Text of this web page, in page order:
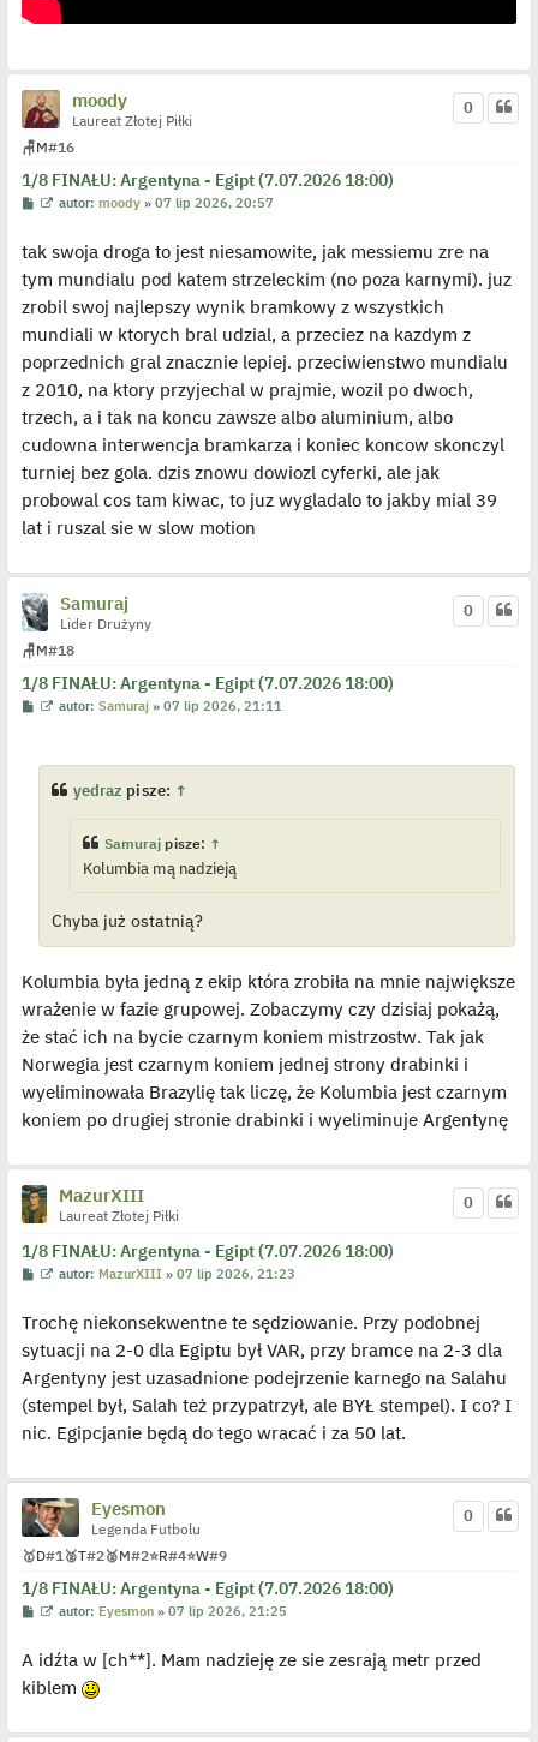
moody
Laureat Złotej Piłki
🪑M#16
1/8 FINAŁU: Argentyna - Egipt (7.07.2026 18:00)
0
P
t
W
w
e
l
o
j
e
d
n
z
y
p
o
t
autor:moody »07 lip 2026, 20:57
tak swoja droga to jest niesamowite, jak messiemu zre na
tym mundialu pod katem strzeleckim (no poza karnymi). juz
zrobil swoj najlepszy wynik bramkowy z wszystkich
mundiali w ktorych bral udzial, a przeciez na kazdym z
poprzednich gral znacznie lepiej. przeciwienstwo mundialu
z 2010, na ktory przyjechal w prajmie, wozil po dwoch,
trzech, a i tak na koncu zawsze albo aluminium, albo
cudowna interwencja bramkarza i koniec koncow skonczyl
turniej bez gola. dzis znowu dowiozl cyferki, ale jak
probowal cos tam kiwac, to juz wygladalo to jakby mial 39
lat i ruszal sie w slow motion
Samuraj
Lider Drużyny
🪑M#18
1/8 FINAŁU: Argentyna - Egipt (7.07.2026 18:00)
0
P
W
i
e
t
n
p
o
s
t
autor:Samuraj »07 lip 2026, 21:11
yedraz pisze: ↑
Samuraj pisze: ↑
Kolumbia mą nadzieją
Chyba już ostatnią?
Kolumbia była jedną z ekip która zrobiła na mnie największe
wrażenie w fazie grupowej. Zobaczymy czy dzisiaj pokażą,
że stać ich na bycie czarnym koniem mistrzostw. Tak jak
Norwegia jest czarnym koniem jednej strony drabinki i
wyeliminowała Brazylię tak liczę, że Kolumbia jest czarnym
koniem po drugiej stronie drabinki i wyeliminuje Argentynę
MazurXIII
Laureat Złotej Piłki
1/8 FINAŁU: Argentyna - Egipt (7.07.2026 18:00)
0
P
t
W
w
e
l
o
j
e
y
c
z
y
p
s
autor: MazurXIII »07 lip 2026, 21:23
Trochę niekonsekwentne te sędziowanie. Przy podobnej
sytuacji na 2-0 dla Egiptu był VAR, przy bramce na 2-3 dla
Argentyny jest uzasadnione podejrzenie karnego na Salahu
(stempel był, Salah też przypatrzył, ale BYŁ stempel). I co? I
nic. Egipcjanie będą do tego wracać i za 50 lat.
Eyesmon
Legenda Futbolu
🥇D#1🥈T#2🥈M#2⭐R#4⭐W#9
1/8 FINAŁU: Argentyna - Egipt (7.07.2026 18:00)
0
P
t
W
w
e
p
autor: Eyesmon »07 lip 2026, 21:25
A idźta w [ch**]. Mam nadzieję ze sie zesrają metr przed
kiblem